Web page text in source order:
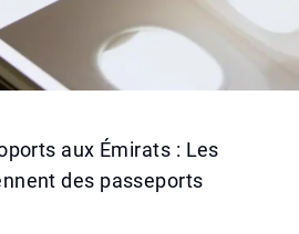
aux Émirats : Les
des passeports